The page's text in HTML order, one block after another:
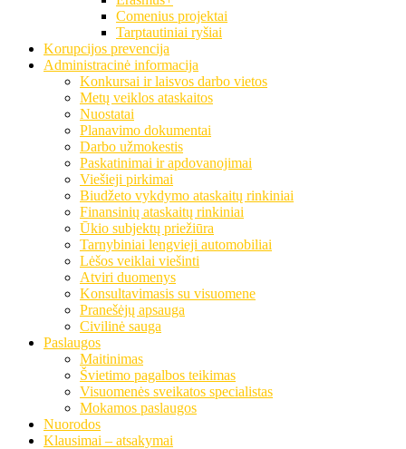
Comenius projektai
Tarptautiniai ryšiai
Korupcijos prevencija
Administracinė informacija
Konkursai ir laisvos darbo vietos
Metų veiklos ataskaitos
Nuostatai
Planavimo dokumentai
Darbo užmokestis
Paskatinimai ir apdovanojimai
Viešieji pirkimai
Biudžeto vykdymo ataskaitų rinkiniai
Finansinių ataskaitų rinkiniai
Ūkio subjektų priežiūra
Tarnybiniai lengvieji automobiliai
Lėšos veiklai viešinti
Atviri duomenys
Konsultavimasis su visuomene
Pranešėjų apsauga
Civilinė sauga
Paslaugos
Maitinimas
Švietimo pagalbos teikimas
Visuomenės sveikatos specialistas
Mokamos paslaugos
Nuorodos
Klausimai – atsakymai